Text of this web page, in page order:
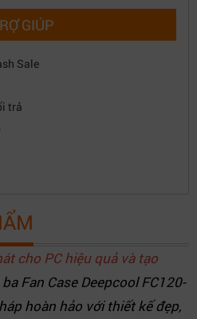
GIÚP
Sale
trả
cho PC hiệu quả và tạo
Fan Case Deepcool FC120-
hoàn hảo với thiết kế đẹp,